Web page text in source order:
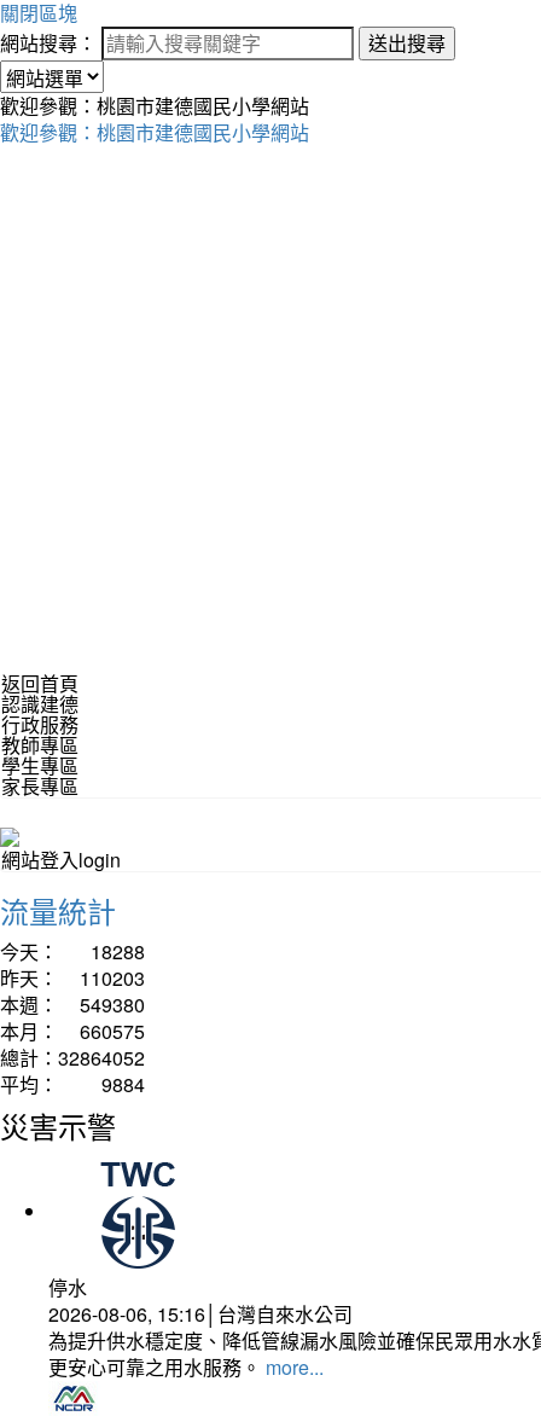
關閉區塊
網站搜尋：
送出搜尋
歡迎參觀：桃園市建德國民小學網站
歡迎參觀：桃園市建德國民小學網站
返回首頁
認識建德
行政服務
教師專區
學生專區
家長專區
網站登入login
流量統計
今天：
18288
昨天：
110203
本週：
549380
本月：
660575
總計： 32864052
平均：
9884
災害示警
停水
2026-08-06, 15:16│台灣自來水公司
為提升供水穩定度、降低管線漏水風險並確保民眾用水
更安心可靠之用水服務。 more...